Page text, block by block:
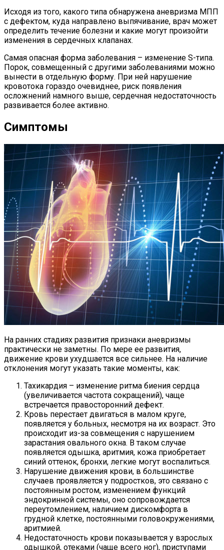
Исходя из того, какого типа обнаружена аневризма МПП
с дефектом, куда направлено выпячивание, врач может
определить течение болезни и какие могут произойти
изменения в сердечных клапанах.
Самая опасная форма заболевания – изменение S-типа.
Порок, совмещенный с другими заболеваниями можно
вынести в отдельную форму. При ней нарушение
кровотока гораздо очевиднее, риск появления
осложнений намного выше, сердечная недостаточность
развивается более активно.
Симптомы
На ранних стадиях развития признаки аневризмы
практически не заметны. По мере ее развития,
движение крови ухудшается все сильнее. На наличие
отклонения могут указать такие моменты, как:
Тахикардия – изменение ритма биения сердца
(увеличивается частота сокращений), чаще
встречается правосторонний дефект.
Кровь перестает двигаться в малом круге,
появляется у больных, несмотря на их возраст. Это
происходит из-за совмещения с нарушением
зарастания овального окна. В таком случае
появляется одышка, аритмия, кожа приобретает
синий оттенок, бронхи, легкие могут воспалиться.
Нарушение движения крови, в большинстве
случаев проявляется у подростков, это связано с
постоянным ростом, изменением функций
эндокринной системы, оно сопровождается
переутомлением, наличием дискомфорта в
грудной клетке, постоянными головокружениями,
аритмией.
Недостаточность крови показывается у взрослых
одышкой, отеками (чаще всего ног), приступами